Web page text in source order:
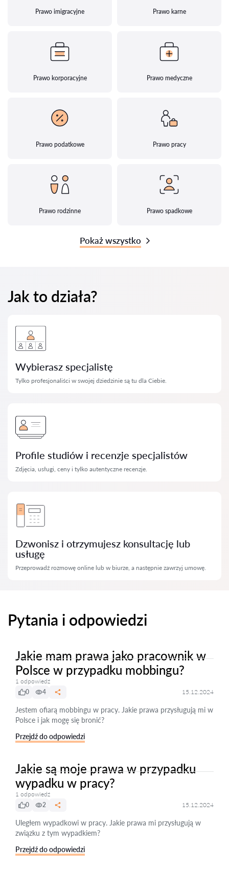
Prawo imigracyjne Prawo karne
Prawo korporacyjne Prawo medyczne
Prawo podatkowe Prawo pracy
Prawo rodzinne Prawo spadkowe
Pokaż wszystko
Jak to działa?
Wybierasz specjalistę
Tylko profesjonaliści w swojej dziedzinie są tu dla Ciebie.
Profile studiów i recenzje specjalistów
Zdjęcia, usługi, ceny i tylko autentyczne recenzje.
Dzwonisz i otrzymujesz konsultację lub
usługę
Przeprowadź rozmowę online lub w biurze, a następnie zawrzyj umowę.
Pytania i odpowiedzi
Jakie mam prawa jako pracownik w
Polsce w przypadku mobbingu?
1 odpowiedź
0
4 15.12.2024
Jestem ofiarą mobbingu w pracy. Jakie prawa przysługują mi w
Polsce i jak mogę się bronić?
Przejdź do odpowiedzi
Jakie są moje prawa w przypadku
wypadku w pracy?
1 odpowiedź
0
2 15.12.2024
Uległem wypadkowi w pracy. Jakie prawa mi przysługują w
związku z tym wypadkiem?
Przejdź do odpowiedzi